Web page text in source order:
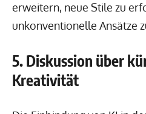
erweitern, neue Stile zu
unkonventionelle Ansätze
5. Diskussion über
Kreativität